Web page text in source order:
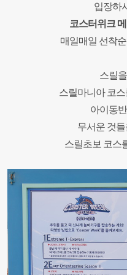
입장하
코스터위크
매일매일 선착
스릴
스릴마니아 코
아이동
무서운 것
스릴초보 코스